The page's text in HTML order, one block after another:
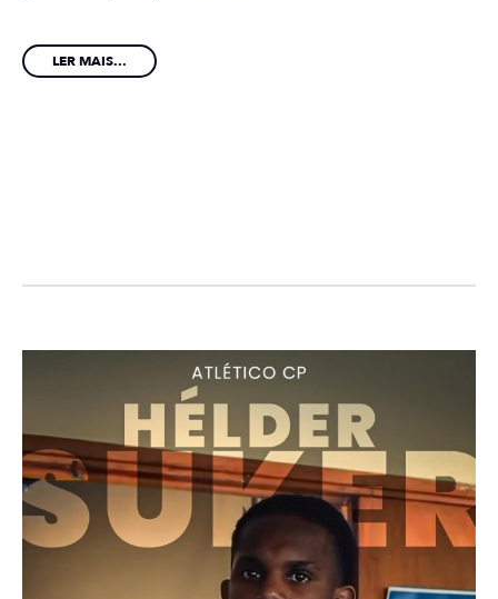
LER MAIS...